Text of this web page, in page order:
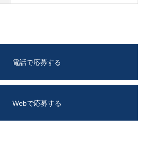
電話で応募する
Webで応募する